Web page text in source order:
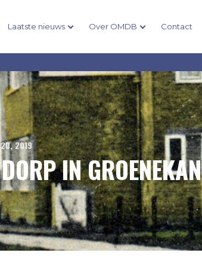
Laatste nieuws Over OMDB Contact
2019
IN GROENEKAN